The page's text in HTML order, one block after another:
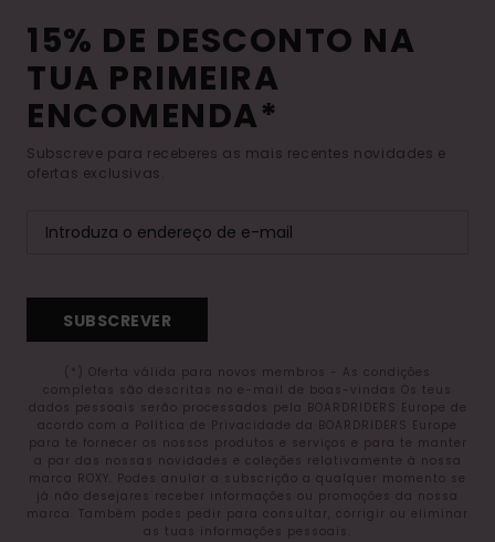
15% DE DESCONTO NA
TUA PRIMEIRA
ENCOMENDA*
Subscreve para receberes as mais recentes novidades e
ofertas exclusivas.
SUBSCREVER
(*) Oferta válida para novos membros - As condições
completas são descritas no e-mail de boas-vindas Os teus
dados pessoais serão processados pela BOARDRIDERS Europe de
acordo com a Política de Privacidade da BOARDRIDERS Europe
para te fornecer os nossos produtos e serviços e para te manter
a par das nossas novidades e coleções relativamente à nossa
marca ROXY. Podes anular a subscrição a qualquer momento se
já não desejares receber informações ou promoções da nossa
marca. Também podes pedir para consultar, corrigir ou eliminar
as tuas informações pessoais.